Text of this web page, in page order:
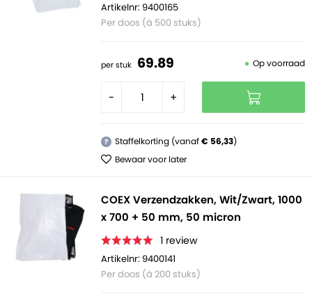
Artikelnr: 9400165
Per doos (á 500 stuks)
per stuk 69.89 Op voorraad
- +
? Staffelkorting (vanaf€ 56,33)
Bewaar voor later
COEX Verzendzakken, Wit/Zwart, 1000
x 700 + 50 mm, 50 micron
1 review
Artikelnr: 9400141
Per doos (à 200 stuks)